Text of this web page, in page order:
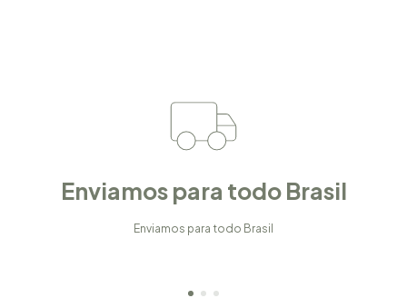
Enviamos para todo Brasil
Enviamos para todo Brasil